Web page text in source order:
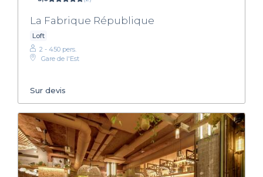
La Fabrique République
Loft
2 - 450 pers.
Gare de l'Est
Sur devis